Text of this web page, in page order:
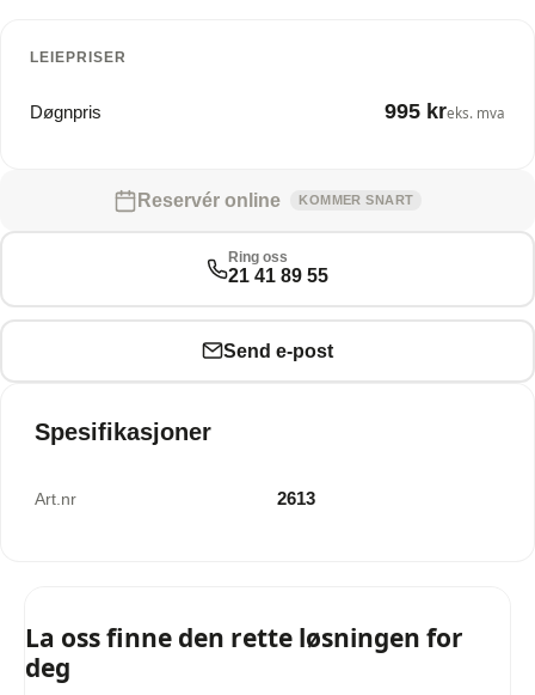
LEIEPRISER
Døgnpris 995 kreks. mva
Reservér online KOMMER SNART
Ring oss
21 41 89 55
Send e-post
Spesifikasjoner
Art.nr 2613
La oss finne den rette løsningen for
deg